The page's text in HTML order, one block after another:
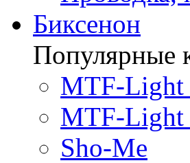
Биксенон
Популярные
MTF-Light
MTF-Light
Sho-Me